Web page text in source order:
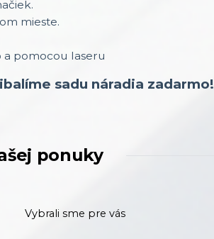
mieste.
a pomocou laseru
sadu náradia zadarmo!
ponuky
Vybrali sme pre vás